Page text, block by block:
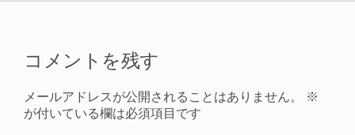
コメントを残す
メールアドレスが公開されることはありません。
※
が付いている欄は必須項目です